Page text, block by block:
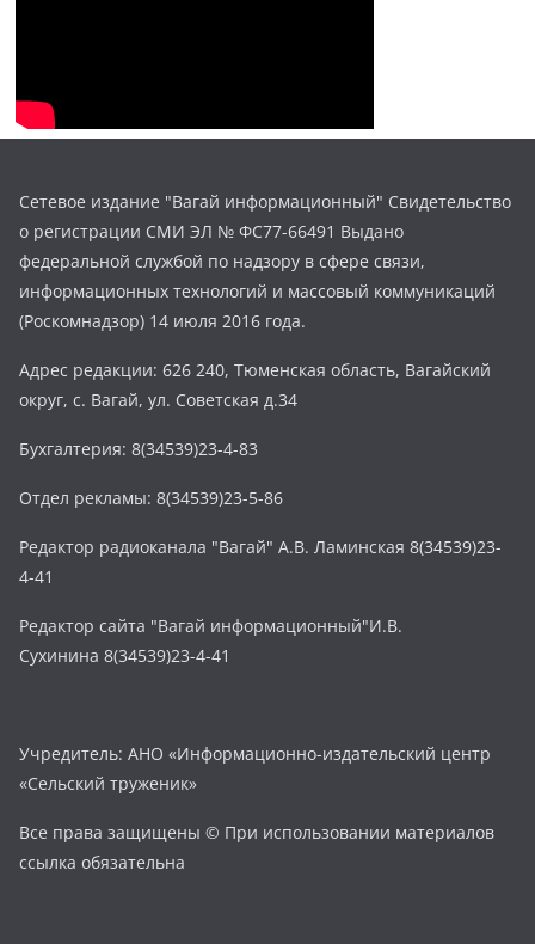
Сетевое издание "Вагай информационный" Свидетельство
о регистрации СМИ ЭЛ № ФС77-66491 Выдано
федеральной службой по надзору в сфере связи,
информационных технологий и массовый коммуникаций
(Роскомнадзор) 14 июля 2016 года.
Адрес редакции: 626 240, Тюменская область, Вагайский
округ, с. Вагай, ул. Советская д.34
Бухгалтерия: 8(34539)23-4-83
Отдел рекламы: 8(34539)23-5-86
Редактор радиоканала "Вагай" А.В. Ламинская 8(34539)23-
4-41
Редактор сайта "Вагай информационный"И.В.
Сухинина 8(34539)23-4-41
Учредитель: АНО «Информационно-издательский центр
«Сельский труженик»
Все права защищены © При использовании материалов
ссылка обязательна